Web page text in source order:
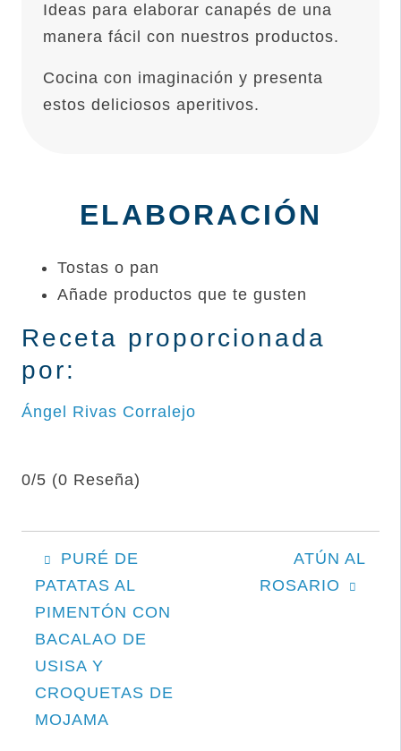
Ideas para elaborar canapés de una
manera fácil con nuestros productos.
Cocina con imaginación y presenta
estos deliciosos aperitivos.
ELABORACIÓN
Tostas o pan
Añade productos que te gusten
Receta proporcionada
por:
Ángel Rivas Corralejo
0/5 (0 Reseña)
NAVEGACIÓN
DE
ENTRADAS
PURÉ DE
PATATAS AL
PIMENTÓN CON
BACALAO DE
USISA Y
CROQUETAS DE
MOJAMA
ATÚN AL
ROSARIO